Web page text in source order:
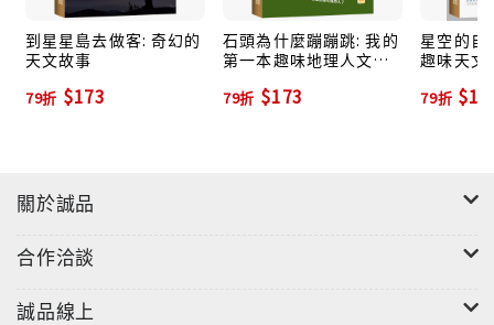
到星星島去做客: 奇幻的
天文故事
79折 $173
石頭為什麼蹦蹦跳: 我的
第一本趣味地理人文故
79折 $173
星空的自
趣味天文
79折
關於誠品
合作洽談
誠品線上